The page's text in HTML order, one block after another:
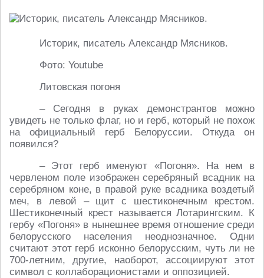
Историк, писатель Александр Мясников.
Фото: Youtube
Литовская погоня
– Сегодня в руках демонстрантов можно
увидеть не только флаг, но и герб, который не похож
на официальный герб Белоруссии. Откуда он
появился?
– Этот герб именуют «Погоня». На нем в
червленом поле изображен серебряный всадник на
серебряном коне, в правой руке всадника воздетый
меч, в левой – щит с шестиконечным крестом.
Шестиконечный крест называется Лотарингским. К
гербу «Погоня» в нынешнее время отношение среди
белорусского населения неоднозначное. Одни
считают этот герб исконно белорусским, чуть ли не
700-летним, другие, наоборот, ассоциируют этот
символ с коллаборационистами и оппозицией.